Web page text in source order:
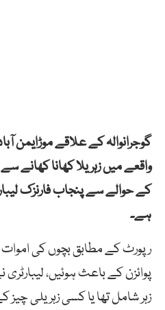
گوجرانوالہ کے علاقے موڑایمن
واقعے میں زہریلا کھانا کھانے
کے حوالے سے پنجاب فارنزک
ہے۔
رپورٹ کے مطابق بچوں کی
پوائزن کے باعث ہوئیں،
زہر شامل تھا یا کسی زہریلی